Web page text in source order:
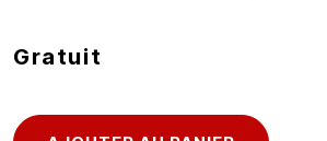
Gratuit